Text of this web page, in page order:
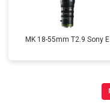
MK 18-55mm T2.9 Sony E